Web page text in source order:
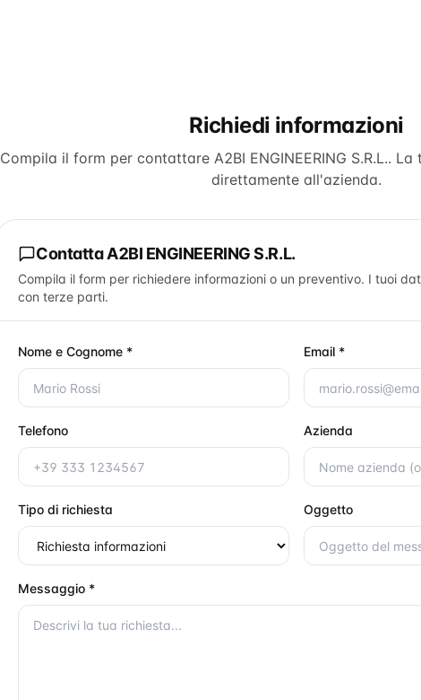
Richiedi informazioni
Compila il form per contattare A2BI ENGINEERING S.R.L.. La
direttamente all'azienda.
ContattaA2BI ENGINEERING S.R.L.
Compila il form per richiedere informazioni o un preventivo. I tuoi
con terze parti.
Nome e Cognome * Email *
Telefono Azienda
Tipo di richiesta Oggetto
Messaggio *